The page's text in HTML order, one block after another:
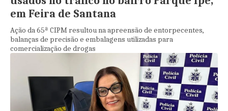
em Feira de Santana
Ação da 65ª CIPM resultou na apreensão de entorpecentes,
balanças de precisão e embalagens utilizadas para
comercialização de drogas